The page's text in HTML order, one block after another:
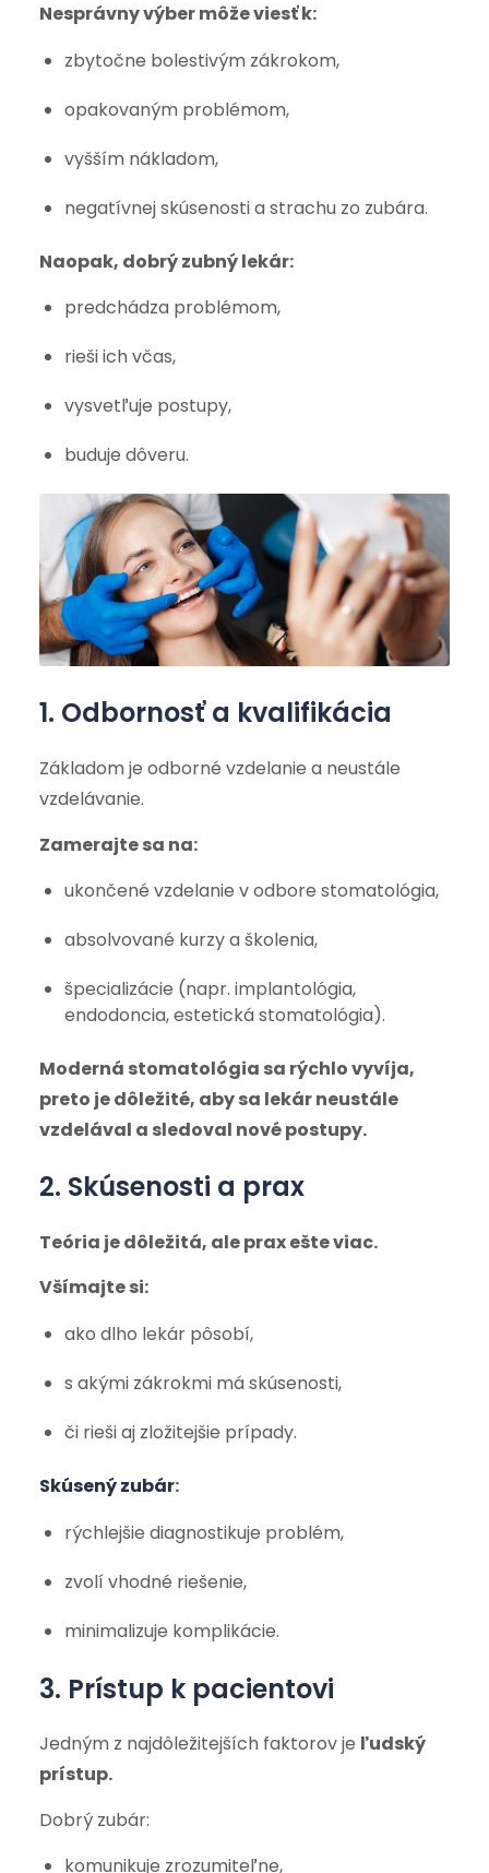
Nesprávny výber môže viesť k:
zbytočne bolestivým zákrokom,
opakovaným problémom,
vyšším nákladom,
negatívnej skúsenosti a strachu zo zubára.
Naopak, dobrý zubný lekár:
predchádza problémom,
rieši ich včas,
vysvetľuje postupy,
buduje dôveru.
1. Odbornosť a kvalifikácia
Základom je odborné vzdelanie a neustále
vzdelávanie.
Zamerajte sa na:
ukončené vzdelanie v odbore stomatológia,
absolvované kurzy a školenia,
špecializácie (napr. implantológia,
endodoncia, estetická stomatológia).
Moderná stomatológia sa rýchlo vyvíja,
preto je dôležité, aby sa lekár neustále
vzdelával a sledoval nové postupy.
2. Skúsenosti a prax
Teória je dôležitá, ale prax ešte viac.
Všímajte si:
ako dlho lekár pôsobí,
s akými zákrokmi má skúsenosti,
či rieši aj zložitejšie prípady.
Skúsený zubár:
rýchlejšie diagnostikuje problém,
zvolí vhodné riešenie,
minimalizuje komplikácie.
3. Prístup k pacientovi
Jedným z najdôležitejších faktorov je ľudský
prístup.
Dobrý zubár:
komunikuje zrozumiteľne,